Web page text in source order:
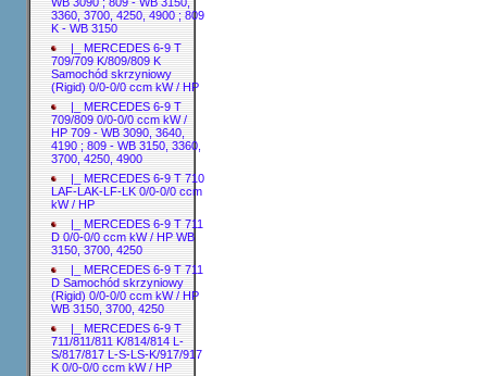
3360, 3700, 4250, 4900 ; 809
K - WB 3150
|_ MERCEDES 6-9 T
709/709 K/809/809 K
Samochód skrzyniowy
(Rigid) 0/0-0/0 ccm kW / HP
|_ MERCEDES 6-9 T
709/809 0/0-0/0 ccm kW /
HP 709 - WB 3090, 3640,
4190 ; 809 - WB 3150, 3360,
3700, 4250, 4900
|_ MERCEDES 6-9 T 710
LAF-LAK-LF-LK 0/0-0/0 ccm
kW / HP
|_ MERCEDES 6-9 T 711
D 0/0-0/0 ccm kW / HP WB
3150, 3700, 4250
|_ MERCEDES 6-9 T 711
D Samochód skrzyniowy
(Rigid) 0/0-0/0 ccm kW / HP
WB 3150, 3700, 4250
|_ MERCEDES 6-9 T
711/811/811 K/814/814 L-
S/817/817 L-S-LS-K/917/917
K 0/0-0/0 ccm kW / HP